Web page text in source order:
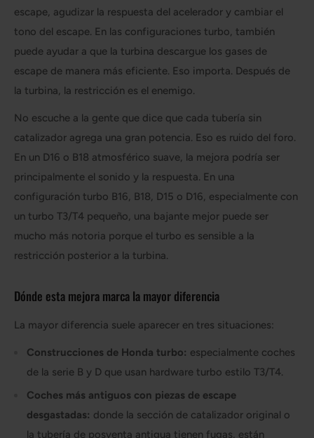
escape, agudizar la respuesta del acelerador y cambiar el
tono del escape. En las configuraciones turbo, también
puede ayudar a que la turbina descargue los gases de
escape de manera más eficiente. Eso importa. Después de
la turbina, la restricción es el enemigo.
No escuche a la gente que dice que cada tubería sin
catalizador agrega una gran potencia. Eso es ruido del foro.
En un D16 o B18 atmosférico suave, la mejora podría ser
principalmente el sonido y la respuesta. En una
configuración turbo B16, B18, D15 o D16, especialmente con
un turbo T3/T4 pequeño, una bajante mejor puede ser
mucho más notoria porque el turbo es sensible a la
restricción posterior a la turbina.
Dónde esta mejora marca la mayor diferencia
La mayor diferencia suele aparecer en tres situaciones:
Construcciones de Honda turbo: especialmente coches
de la serie B y D que usan hardware turbo estilo T3/T4.
Coches más antiguos con piezas de escape
desgastadas: donde la sección de catalizador original o
la tubería de posventa antigua tienen fugas, están